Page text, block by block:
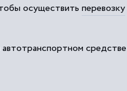
осуществить перевозку
автотранспортном средстве